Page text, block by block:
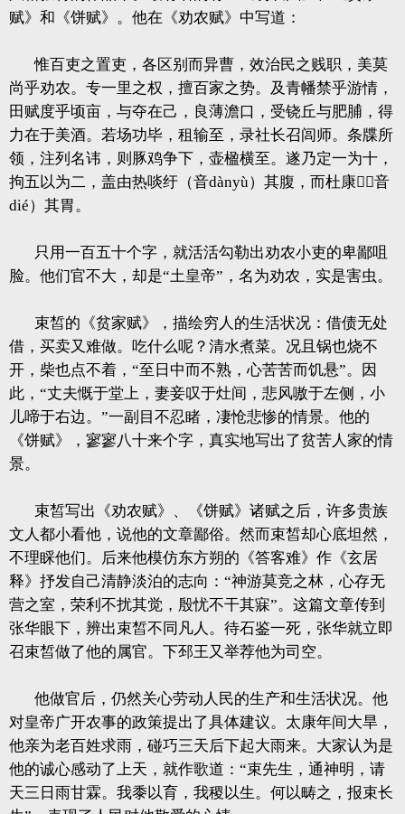
赋》和《饼赋》。他在《劝农赋》中写道：
惟百吏之置吏，各区别而异曹，效治民之贱职，美莫
尚乎劝农。专一里之权，擅百家之势。及青幡禁乎游情，
田赋度乎顷亩，与夺在己，良薄澹口，受铙丘与肥脯，得
力在于美酒。若场功毕，租输至，录社长召闾师。条牒所
领，注列名讳，则豚鸡争下，壶楹横至。遂乃定一为十，
拘五以为二，盖由热啖纡（音dànyù）其腹，而杜康（音
dié）其胃。
只用一百五十个字，就活活勾勒出劝农小吏的卑鄙咀
脸。他们官不大，却是“土皇帝”，名为劝农，实是害虫。
束皙的《贫家赋》，描绘穷人的生活状况：借债无处
借，买卖又难做。吃什么呢？清水煮菜。况且锅也烧不
开，柴也点不着，“至日中而不熟，心苦苦而饥悬”。因
此，“丈夫慨于堂上，妻妾叹于灶间，悲风嗷于左侧，小
儿啼于右边。”一副目不忍睹，凄怆悲惨的情景。他的
《饼赋》，寥寥八十来个字，真实地写出了贫苦人家的情
景。
束皙写出《劝农赋》、《饼赋》诸赋之后，许多贵族
文人都小看他，说他的文章鄙俗。然而束皙却心底坦然，
不理睬他们。后来他模仿东方朔的《答客难》作《玄居
释》抒发自己清静淡泊的志向：“神游莫竞之林，心存无
营之室，荣利不扰其觉，殷忧不干其寐”。这篇文章传到
张华眼下，辨出束皙不同凡人。待石鉴一死，张华就立即
召束皙做了他的属官。下邳王又举荐他为司空。
他做官后，仍然关心劳动人民的生产和生活状况。他
对皇帝广开农事的政策提出了具体建议。太康年间大旱，
他亲为老百姓求雨，碰巧三天后下起大雨来。大家认为是
他的诚心感动了上天，就作歌道：“束先生，通神明，请
天三日雨甘霖。我黍以育，我稷以生。何以畴之，报束长